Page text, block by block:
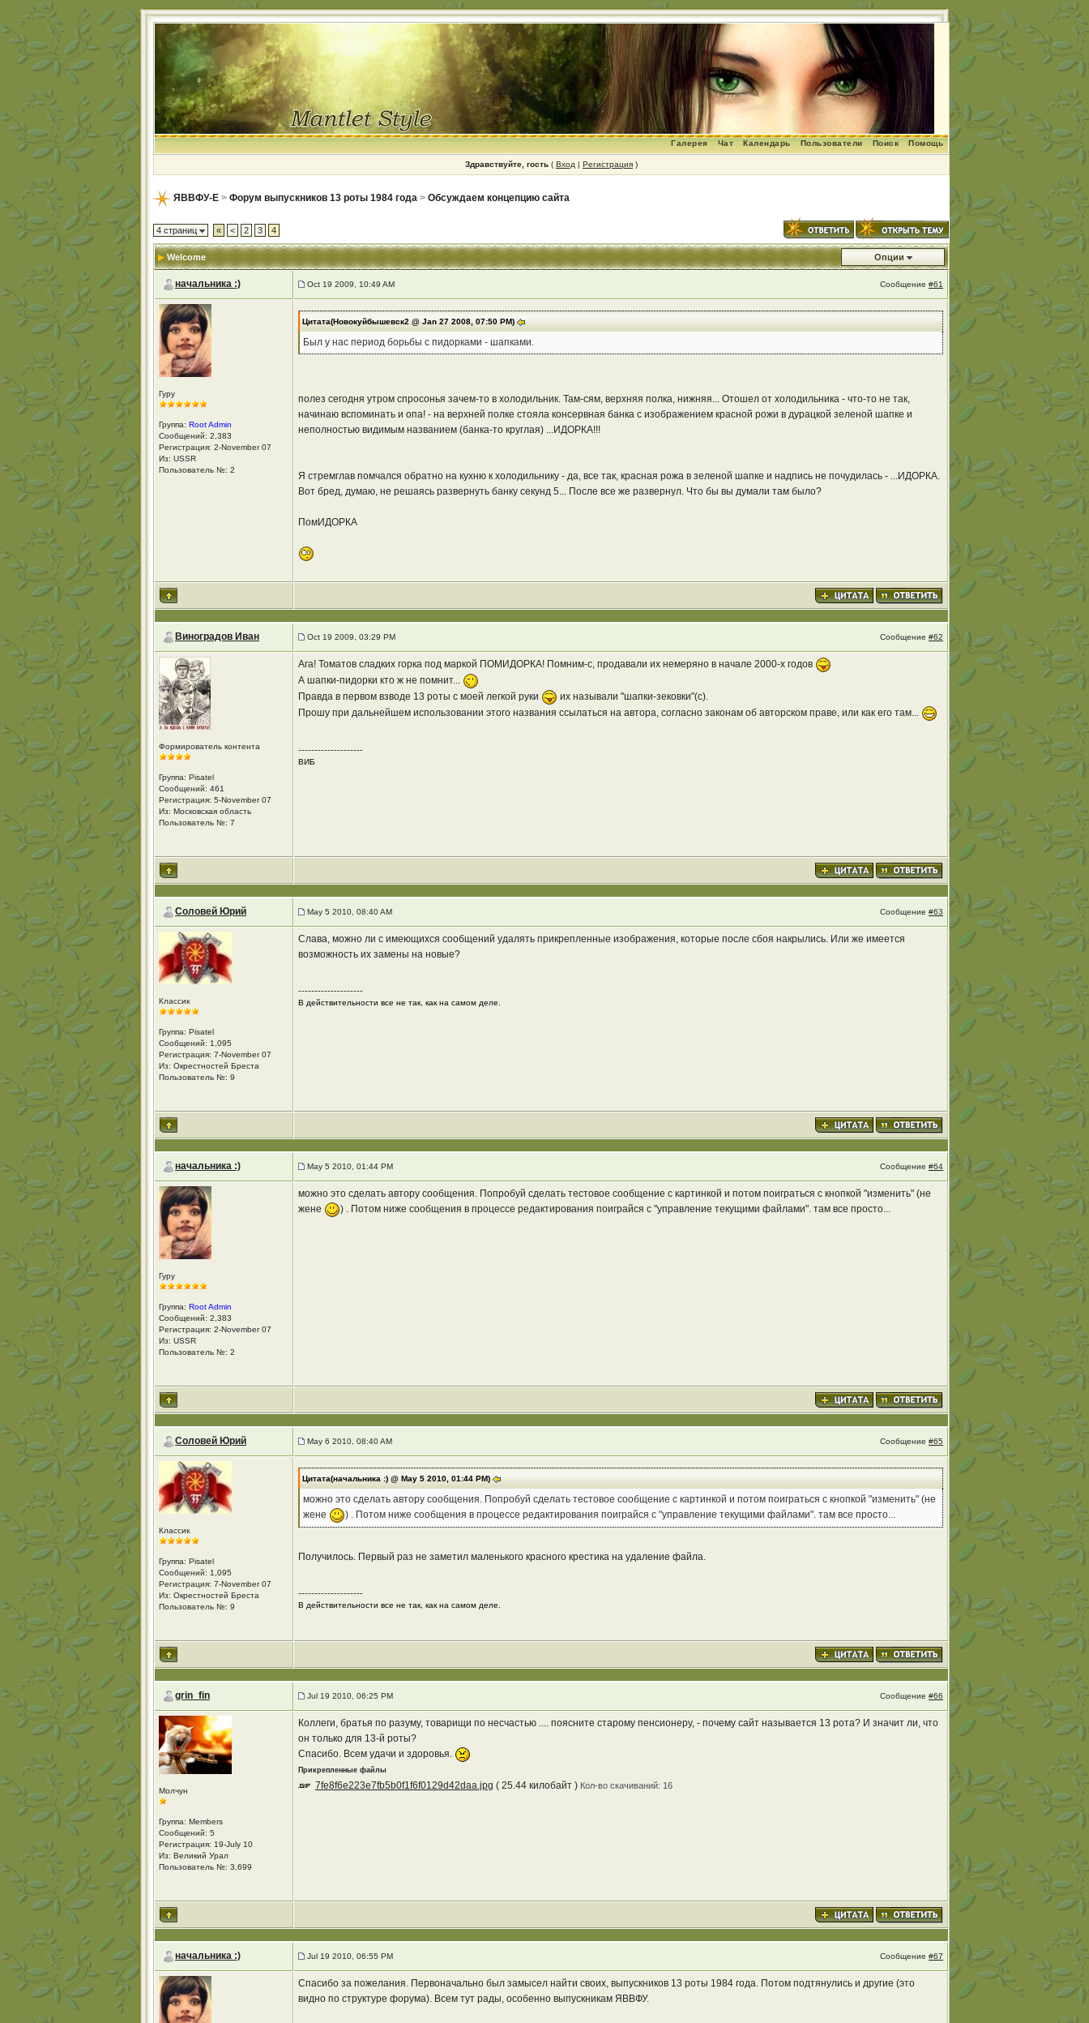
Помощь
Поиск
Пользователи
Календарь
Чат
Галерея
Здравствуйте, гость ( Вход | Регистрация )
ЯВВФУ-Е > Форум выпускников 13 роты 1984 года > Обсуждаем концепцию сайта
4 страниц « < 2 3 4
Welcome Опции
начальника :) Oct 19 2009, 10:49 AM Сообщение #61
Гуру
Группа: Root Admin
Сообщений: 2,383
Регистрация: 2-November 07
Из: USSR
Пользователь №: 2
Цитата(Новокуйбышевск2 @ Jan 27 2008, 07:50 PM)
Был у нас период борьбы с пидорками - шапками.
полез сегодня утром спросонья зачем-то в холодильник. Там-сям, верхняя полка, нижняя... Отошел от холодильника - что-то не так,
начинаю вспоминать и опа! - на верхней полке стояла консервная банка с изображением красной рожи в дурацкой зеленой шапке и
неполностью видимым названием (банка-то круглая) ...ИДОРКА!!!
Я стремглав помчался обратно на кухню к холодильнику - да, все так, красная рожа в зеленой шапке и надпись не почудилась - ...ИДОРКА.
Вот бред, думаю, не решаясь развернуть банку секунд 5... После все же развернул. Что бы вы думали там было?
ПомИДОРКА
Виноградов Иван Oct 19 2009, 03:29 PM Сообщение #62
Формирователь контента
Группа: Pisatel
Сообщений: 461
Регистрация: 5-November 07
Из: Московская область
Пользователь №: 7
Ага! Томатов сладких горка под маркой ПОМИДОРКА! Помним-с, продавали их немеряно в начале 2000-х годов
А шапки-пидорки кто ж не помнит...
Правда в первом взводе 13 роты с моей легкой руки
их называли "шапки-зековки"(с).
Прошу при дальнейшем использовании этого названия ссылаться на автора, согласно законам об авторском праве, или как его там...
--------------------
ВИБ
Соловей Юрий May 5 2010, 08:40 AM Сообщение #63
Классик
Группа: Pisatel
Сообщений: 1,095
Регистрация: 7-November 07
Из: Окрестностей Бреста
Пользователь №: 9
Слава, можно ли с имеющихся сообщений удалять прикрепленные изображения, которые после сбоя накрылись. Или же имеется
возможность их замены на новые?
--------------------
В действительности все не так, как на самом деле.
начальника :) May 5 2010, 01:44 PM Сообщение #64
Гуру
Группа: Root Admin
Сообщений: 2,383
Регистрация: 2-November 07
Из: USSR
Пользователь №: 2
можно это сделать автору сообщения. Попробуй сделать тестовое сообщение с картинкой и потом поиграться с кнопкой "изменить" (не
жене
) . Потом ниже сообщения в процессе редактирования поиграйся с "управление текущими файлами". там все просто...
Соловей Юрий May 6 2010, 08:40 AM Сообщение #65
Классик
Группа: Pisatel
Сообщений: 1,095
Регистрация: 7-November 07
Из: Окрестностей Бреста
Пользователь №: 9
Цитата(начальника :) @ May 5 2010, 01:44 PM)
можно это сделать автору сообщения. Попробуй сделать тестовое сообщение с картинкой и потом поиграться с кнопкой "изменить" (не
жене
) . Потом ниже сообщения в процессе редактирования поиграйся с "управление текущими файлами". там все просто...
Получилось. Первый раз не заметил маленького красного крестика на удаление файла.
--------------------
В действительности все не так, как на самом деле.
grin_fin Jul 19 2010, 06:25 PM Сообщение #66
Молчун
Группа: Members
Сообщений: 5
Регистрация: 19-July 10
Из: Великий Урал
Пользователь №: 3,699
Коллеги, братья по разуму, товарищи по несчастью .... поясните старому пенсионеру, - почему сайт называется 13 рота? И значит ли, что
он только для 13-й роты?
Спасибо. Всем удачи и здоровья.
Прикрепленные файлы
7fe8f6e223e7fb5b0f1f6f0129d42daa.jpg ( 25.44 килобайт ) Кол-во скачиваний: 16
начальника :) Jul 19 2010, 06:55 PM Сообщение #67
Спасибо за пожелания. Первоначально был замысел найти своих, выпускников 13 роты 1984 года. Потом подтянулись и другие (это
видно по структуре форума). Всем тут рады, особенно выпускникам ЯВВФУ.